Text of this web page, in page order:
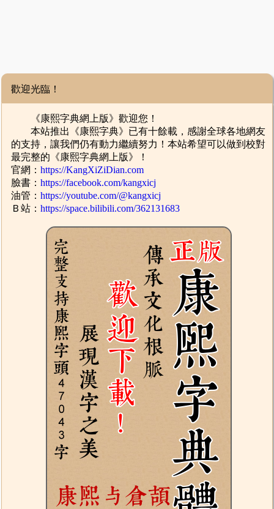
歡迎光臨！
《康熙字典網上版》歡迎您！
本站推出《康熙字典》已有十餘載，感謝全球各地網友
的支持，讓我們仍有動力繼續努力！本站希望可以做到校對
最完整的《康熙字典網上版》！
官網：https://KangXiZiDian.com
臉書：https://facebook.com/kangxicj
油管：https://youtube.com/@kangxicj
Ｂ站：https://space.bilibili.com/362131683